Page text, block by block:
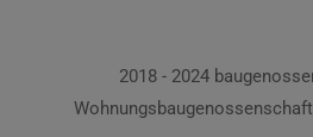
2018 - 2024